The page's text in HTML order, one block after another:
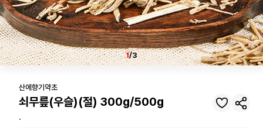
1/3
산에향기약초
쇠무릎(우슬)(절) 300g/500g
.